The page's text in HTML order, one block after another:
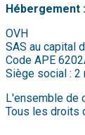
Hébergement :
OVH
SAS au capital
Code APE
Siège social : 2
L'ensemble de
Tous les droits